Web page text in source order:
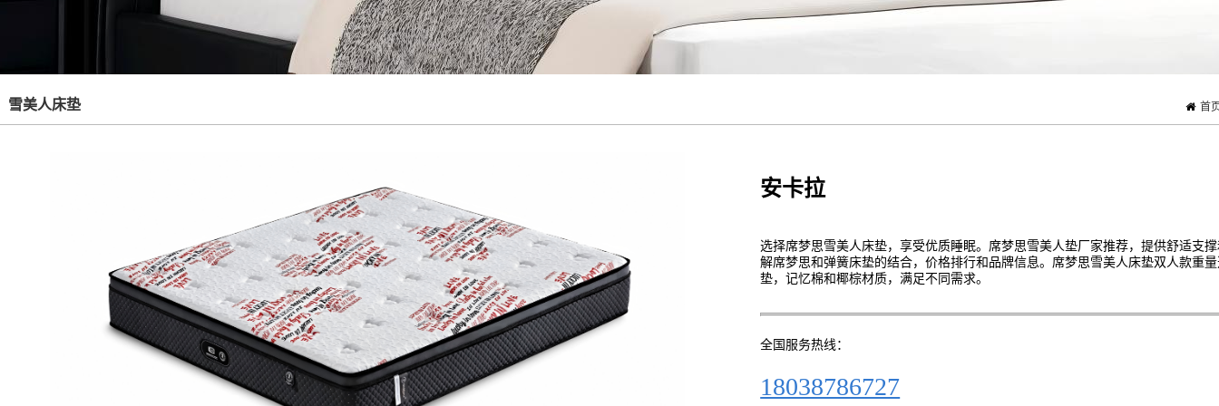
首
雪美人床垫
安卡拉
选择席梦思雪美人床垫，享受优质睡眠。席梦思雪美人垫厂家推荐，提供舒适支
解席梦思和弹簧床垫的结合，价格排行和品牌信息。席梦思雪美人床垫双人款重
垫，记忆棉和椰棕材质，满足不同需求。
全国服务热线：
18038786727